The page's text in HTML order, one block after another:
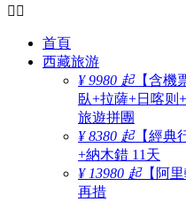
 
首頁
西藏旅游
¥ 9980 起【含機
臥+拉薩+日喀则
旅遊拼團
¥ 8380 起【經典
+納木錯 11天
¥ 13980 起【阿
再措